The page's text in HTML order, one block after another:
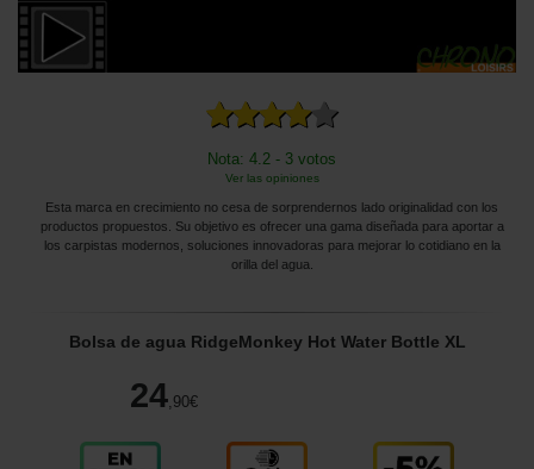
Nota: 4.2 - 3 votos
Ver las opiniones
Esta marca en crecimiento no cesa de sorprendernos lado originalidad con los
productos propuestos. Su objetivo es ofrecer una gama diseñada para aportar a
los carpistas modernos, soluciones innovadoras para mejorar lo cotidiano en la
orilla del agua.
Bolsa de agua RidgeMonkey Hot Water Bottle XL
24,90€